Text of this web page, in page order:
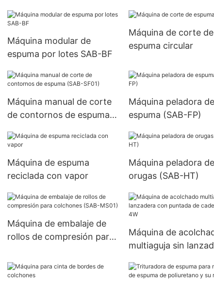
Máquina modular de
espuma por lotes SAB-BF
Máquina de corte de
espuma circular
Máquina manual de corte
de contornos de espuma
Máquina peladora de
espuma (SAB-FP)
Máquina de espuma
reciclada con vapor
Máquina peladora de
orugas (SAB-HT)
Máquina de embalaje de
rollos de compresión para
Máquina de
multiaguja sin
SAB-4W